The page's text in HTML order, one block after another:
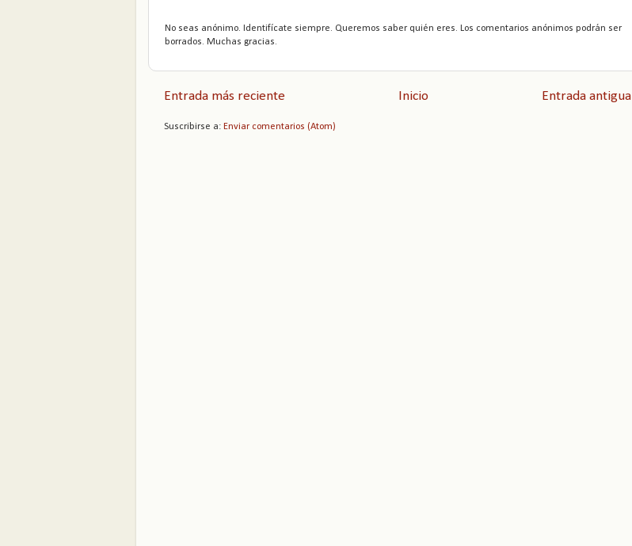
No seas anónimo. Identifícate siempre. Queremos saber quién eres. Los comentarios anónimos podrán ser
borrados. Muchas gracias.
Entrada más reciente Entrada antigua
Inicio
Suscribirse a: Enviar comentarios (Atom)